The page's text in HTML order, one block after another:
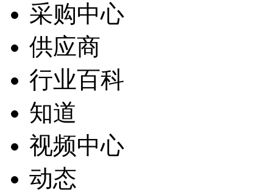
采购中心
供应商
行业百科
知道
视频中心
动态